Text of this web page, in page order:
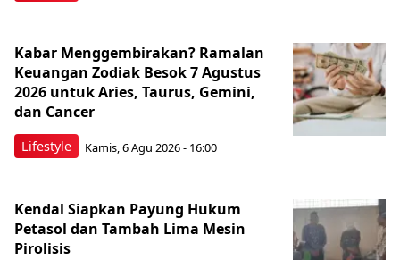
Lifestyle
Kabar Menggembirakan? Ramalan
Keuangan Zodiak Besok 7 Agustus
2026 untuk Aries, Taurus, Gemini,
dan Cancer
Kamis, 6 Agu 2026 - 16:00
Kendal Siapkan Payung Hukum
Petasol dan Tambah Lima Mesin
Pirolisis